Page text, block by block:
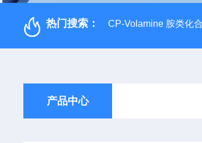
热门搜索： CP-Volamine 胺类化
产品中心